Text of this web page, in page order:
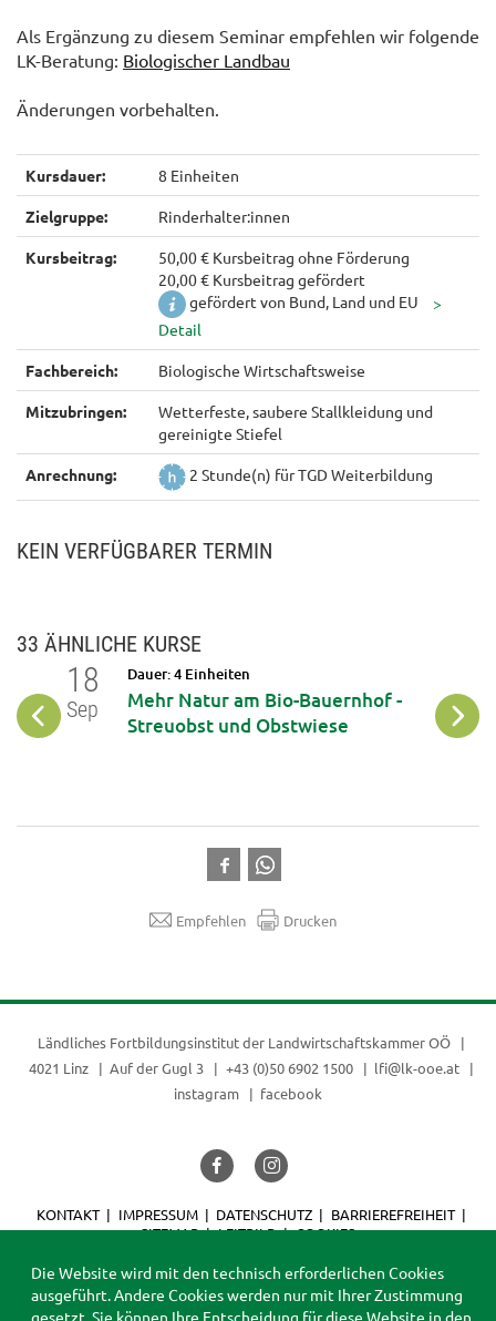
Als Ergänzung zu diesem Seminar empfehlen wir folgende
LK-Beratung: Biologischer Landbau
Änderungen vorbehalten.
Kursdauer: 8 Einheiten
Zielgruppe: Rinderhalter:innen
Kursbeitrag:
50,00 € Kursbeitrag ohne Förderung
20,00 € Kursbeitrag gefördert
gefördert von Bund, Land und EU
Fachbereich: Biologische Wirtschaftsweise
Mitzubringen:
Wetterfeste, saubere Stallkleidung und
gereinigte Stiefel
Anrechnung: 2 Stunde(n) für TGD Weiterbildung
KEIN VERFÜGBARER TERMIN
33 ÄHNLICHE KURSE
18
Sep
Dauer: 4 Einheiten
Mehr Natur am Bio-Bauernhof -
Streuobst und Obstwiese
Sep
Empfehlen Drucken
Ländliches Fortbildungsinstitut der Landwirtschaftskammer OÖ
4021 Linz
Auf der Gugl 3 +43 (0)50 6902 1500
lfi@lk-ooe.at
instagram
facebook
KONTAKT IMPRESSUM DATENSCHUTZ
BARRIEREFREIHEIT
SITEMAP
LEITBILD COOKIES
Die Website wird mit den technisch erforderlichen Cookies
ausgeführt. Andere Cookies werden nur mit Ihrer Zustimmung
gesetzt. Sie können Ihre Entscheidung für diese Website in den